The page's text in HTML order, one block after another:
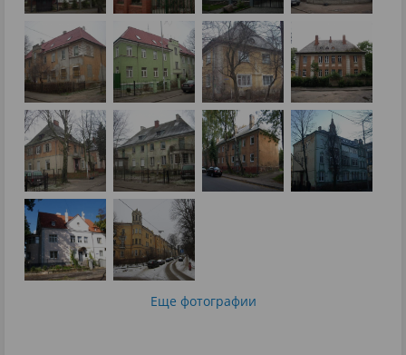
Еще фотографии